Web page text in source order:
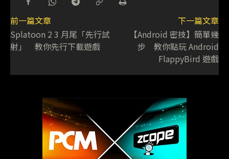
前一篇文章
Splatoon 2 3 月尾「先行試
射」 教你先行下載遊戲
下一篇文章
【Android 密技】簡單幾
步 教你點玩 Android
FlappyBird 遊戲